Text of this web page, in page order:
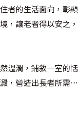
者的生活面向，彰顯
，讓老者得以安之，
溫潤，鋪敘一室的恬
，營造出長者所需的
，無高低落差的地